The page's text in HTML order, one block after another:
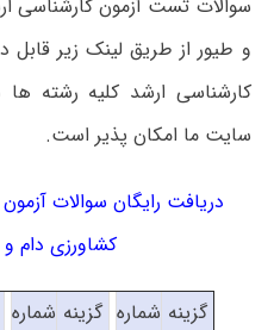
و طیور از طریق لینک زیر قابل
سایت ما امکان پذیر است.
کشاورزی دام و
گزینه شماره گزینه شماره